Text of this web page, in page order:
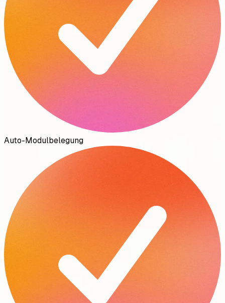
Auto-Modulbelegung